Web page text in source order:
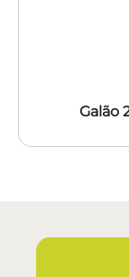
Galão